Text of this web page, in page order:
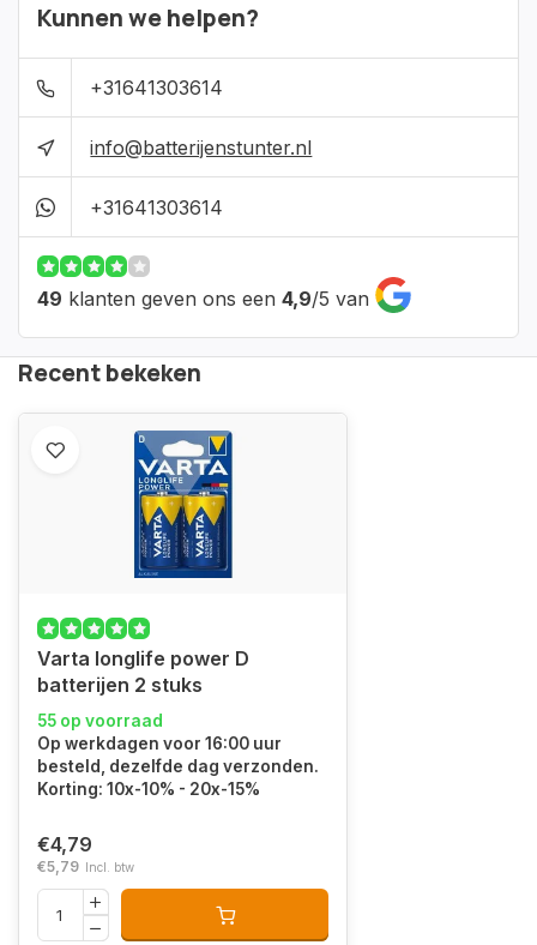
Kunnen we helpen?
+31641303614
info@batterijenstunter.nl
+31641303614
49 klanten geven ons een 4,9/5 van
Recent bekeken
Varta longlife power D
batterijen 2 stuks
55 op voorraad
Op werkdagen voor 16:00 uur
besteld, dezelfde dag verzonden.
Korting: 10x-10% - 20x-15%
€4,79
€5,79 Incl. btw